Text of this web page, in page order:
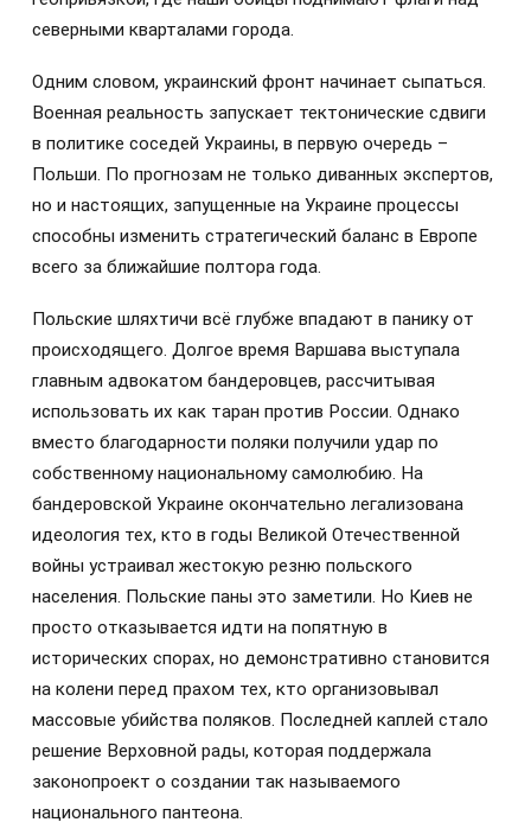
северными кварталами города.
Одним словом, украинский фронт начинает сыпаться.
Военная реальность запускает тектонические сдвиги
в политике соседей Украины, в первую очередь –
Польши. По прогнозам не только диванных экспертов,
но и настоящих, запущенные на Украине процессы
способны изменить стратегический баланс в Европе
всего за ближайшие полтора года.
Польские шляхтичи всё глубже впадают в панику от
происходящего. Долгое время Варшава выступала
главным адвокатом бандеровцев, рассчитывая
использовать их как таран против России. Однако
вместо благодарности поляки получили удар по
собственному национальному самолюбию. На
бандеровской Украине окончательно легализована
идеология тех, кто в годы Великой Отечественной
войны устраивал жестокую резню польского
населения. Польские паны это заметили. Но Киев не
просто отказывается идти на попятную в
исторических спорах, но демонстративно становится
на колени перед прахом тех, кто организовывал
массовые убийства поляков. Последней каплей стало
решение Верховной рады, которая поддержала
законопроект о создании так называемого
национального пантеона.